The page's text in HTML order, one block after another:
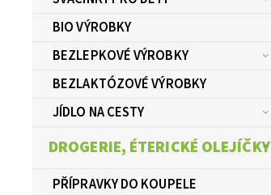
BIO VÝROBKY
BEZLEPKOVÉ VÝROBKY
BEZLAKTÓZOVÉ VÝROBKY
JÍDLO NA CESTY
DROGERIE, ÉTERICKÉ OLEJÍČKY
PŘÍPRAVKY DO KOUPELE